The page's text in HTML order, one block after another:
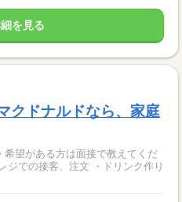
を見る
クドナルドなら、家庭
希望がある方は面接で教えてくだ